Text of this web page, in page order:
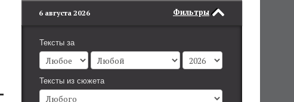
Фильтры
6 августа 2026
Тексты за
Тексты из сюжета